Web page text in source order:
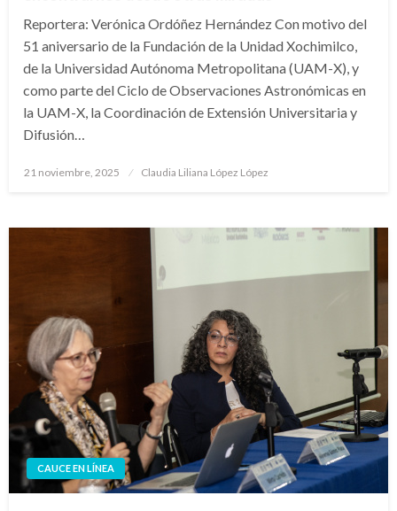
Reportera: Verónica Ordóñez Hernández Con motivo del
51 aniversario de la Fundación de la Unidad Xochimilco,
de la Universidad Autónoma Metropolitana (UAM-X), y
como parte del Ciclo de Observaciones Astronómicas en
la UAM-X, la Coordinación de Extensión Universitaria y
Difusión…
Publicado
21 noviembre, 2025 Claudia Liliana López López
CAUCE EN LÍNEA